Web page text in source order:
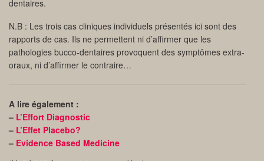
dentaires.
N.B : Les trois cas cliniques individuels présentés ici sont des
rapports de cas. Ils ne permettent ni d’affirmer que les
pathologies bucco-dentaires provoquent des symptômes extra-
oraux, ni d’affirmer le contraire…
A lire également :
– L’Effort Diagnostic
– L’Effet Placebo?
– Evidence Based Medicine